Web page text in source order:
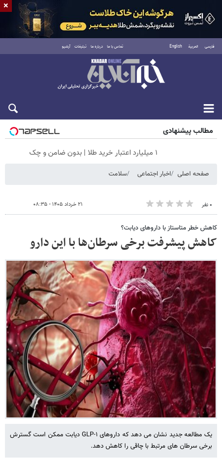
فارسی العربية English تماس با ما درباره ما تبلیغات آرشیو
پنجشنبه ۱۵ مرداد ۱۴۰۵
مطالب پیشنهادی
۱ میلیارد اعتبار خرید طلا | بدون ضامن و چک
صفحه اصلی اخبار اجتماعی سلامت
۰ نفر ۲۱ خرداد ۱۴۰۵ - ۰۸:۳۵
کاهش خطر متاستاز با داروهای دیابت؟
کاهش پیشرفت برخی سرطان‌ها با این دارو
یک مطالعه جدید نشان می دهد که داروهای GLP-۱ دیابت ممکن است گسترش
برخی سرطان های مرتبط با چاقی را کاهش دهد.
×